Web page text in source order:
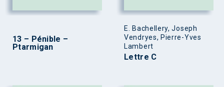
13 – Pénible –
Ptarmigan
E. Bachellery, Joseph
Vendryes, Pierre-Yves
Lambert
Lettre C